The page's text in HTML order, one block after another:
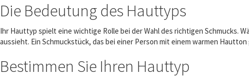
Die Bedeutung des Hauttyps
Ihr Hauttyp spielt eine wichtige Rolle bei der Wahl des richtigen Schmucks.
aussieht. Ein Schmuckstück, das bei einer Person mit einem warmen
Bestimmen Sie Ihren Hauttyp